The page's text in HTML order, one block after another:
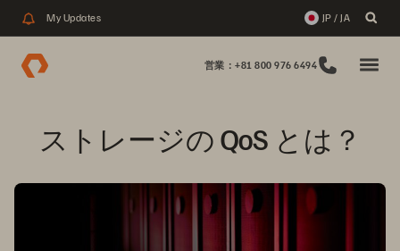
My Updates JP / JA
営業：+81 800 976 6494
ストレージの QoS とは？